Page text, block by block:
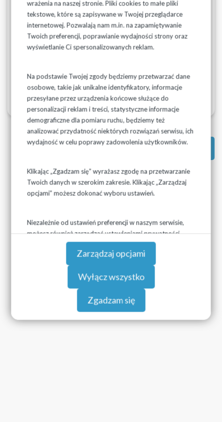
wrażenia na naszej stronie. Pliki cookies to małe pliki
tekstowe, które są zapisywane w Twojej przeglądarce
internetowej. Pozwalają nam m.in. na zapamiętywanie
Twoich preferencji, poprawianie wydajności strony oraz
wyświetlanie Ci spersonalizowanych reklam.
Na podstawie Twojej zgody będziemy przetwarzać dane
osobowe, takie jak unikalne identyfikatory, informacje
przesyłane przez urządzenia końcowe służące do
personalizacji reklam i treści, statystyczne informacje
demograficzne dla pomiaru ruchu, będziemy też
analizować przydatność niektórych rozwiązań serwisu, ich
wydajność w celu poprawy zadowolenia użytkowników.
Klikając „Zgadzam się” wyrażasz zgodę na przetwarzanie
Twoich danych w szerokim zakresie. Klikając „Zarządzaj
opcjami” możesz dokonać wyboru ustawień.
Niezależnie od ustawień preferencji w naszym serwisie,
możesz również zarządzać ustawieniami prywatności
swojej przeglądarki. Więcej informacji o przetwarzaniu
danych znajdziesz wPolityce prywatności.
Zarządzaj opcjami
Wyłącz wszystko
Zgadzam się
Pliki do pobrania
Powrót do: Archiwum